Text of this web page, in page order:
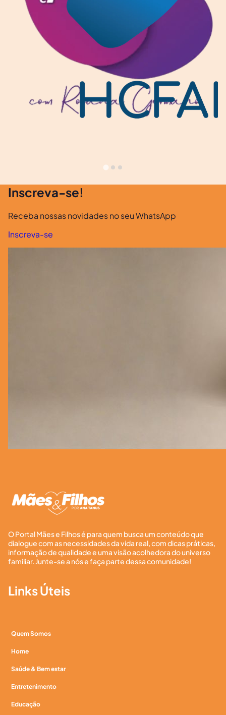
Inscreva-se!
Receba nossas novidades no seu WhatsApp
Inscreva-se
O Portal Mães e Filhos é para quem busca um conteúdo que
dialogue com as necessidades da vida real, com dicas práticas,
informação de qualidade e uma visão acolhedora do universo
familiar. Junte-se a nós e faça parte dessa comunidade!
Links Úteis
Quem Somos
Home
Saúde & Bem estar
Entretenimento
Educação